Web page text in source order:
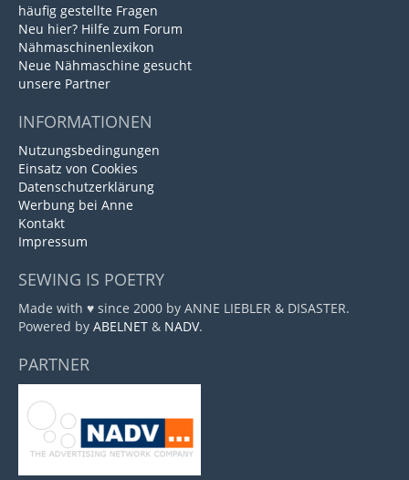
häufig gestellte Fragen
Neu hier? Hilfe zum Forum
Nähmaschinenlexikon
Neue Nähmaschine gesucht
unsere Partner
INFORMATIONEN
Nutzungsbedingungen
Einsatz von Cookies
Datenschutzerklärung
Werbung bei Anne
Kontakt
Impressum
SEWING IS POETRY
Made with ♥ since 2000 by ANNE LIEBLER & DISASTER.
Powered by ABELNET & NADV.
PARTNER